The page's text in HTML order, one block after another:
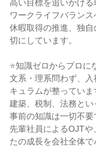
高い目標を追いかける
ワークライフバランス
休暇取得の推進、独
切にしています。
⭐知識ゼロからプロに
文系・理系問わず、
キュラムが整っていま
建築、税制、法務とい
事前の知識は一切不要
先輩社員によるOJT
たの成長を会社全体で